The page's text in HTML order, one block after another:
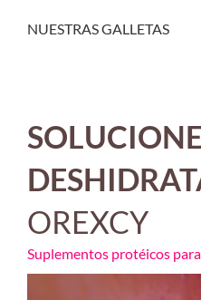
NUESTRAS GALLETAS
OREXCY
Suplementos protéicos